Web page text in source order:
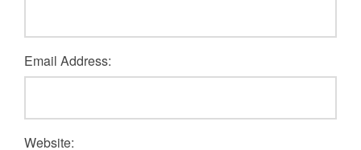
Email Address:
Website: